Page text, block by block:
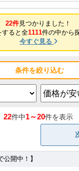
22件見つかりました！
すると全1111件の中から
今すぐ見る
条件を絞り込む
22件中1～20件を表示
公開中！】